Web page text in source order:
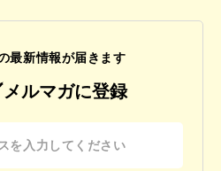
最新情報が届きます
メルマガに登録